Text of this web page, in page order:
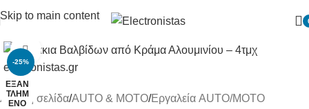
Skip to main content
-25%
ΕΞΑΝ
ΤΛΗΜ
ΈΝΟ
Πατήστε για μεγένθυση
Αρχική σελίδα/AUTO & MOTO/Εργαλεία AUTO/MOTO